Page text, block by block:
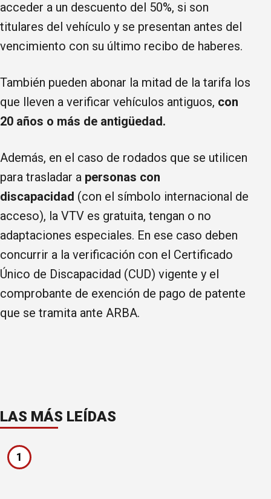
acceder a un descuento del 50%, si son
titulares del vehículo y se presentan antes del
vencimiento con su último recibo de haberes.
También pueden abonar la mitad de la tarifa los
que lleven a verificar vehículos antiguos, con
20 años o más de antigüedad.
Además, en el caso de rodados que se utilicen
para trasladar a personas con
discapacidad (con el símbolo internacional de
acceso), la VTV es gratuita, tengan o no
adaptaciones especiales. En ese caso deben
concurrir a la verificación con el Certificado
Único de Discapacidad (CUD) vigente y el
comprobante de exención de pago de patente
que se tramita ante ARBA.
LAS MÁS LEÍDAS
1